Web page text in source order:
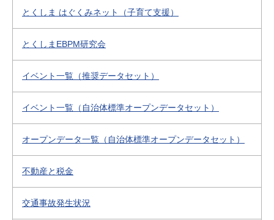
とくしま はぐくみネット（子育て支援）
とくしまEBPM研究会
イベント一覧（推奨データセット）
イベント一覧（自治体標準オープンデータセット）
オープンデータ一覧（自治体標準オープンデータセット）
不動産と税金
交通事故発生状況